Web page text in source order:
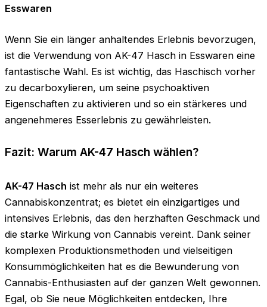
Esswaren
Wenn Sie ein länger anhaltendes Erlebnis bevorzugen,
ist die Verwendung von AK-47 Hasch in Esswaren eine
fantastische Wahl. Es ist wichtig, das Haschisch vorher
zu decarboxylieren, um seine psychoaktiven
Eigenschaften zu aktivieren und so ein stärkeres und
angenehmeres Esserlebnis zu gewährleisten.
Fazit: Warum AK-47 Hasch wählen?
AK-47 Hasch ist mehr als nur ein weiteres
Cannabiskonzentrat; es bietet ein einzigartiges und
intensives Erlebnis, das den herzhaften Geschmack und
die starke Wirkung von Cannabis vereint. Dank seiner
komplexen Produktionsmethoden und vielseitigen
Konsummöglichkeiten hat es die Bewunderung von
Cannabis-Enthusiasten auf der ganzen Welt gewonnen.
Egal, ob Sie neue Möglichkeiten entdecken, Ihre